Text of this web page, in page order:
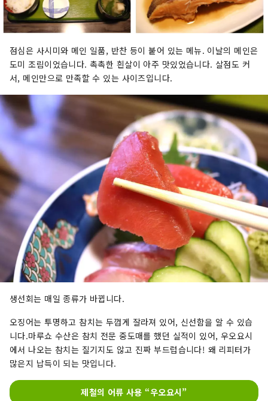
점심은 사시미와 메인 일품, 반찬 등이 붙어 있는 메뉴. 이날의 메인은
도미 조림이었습니다. 촉촉한 흰살이 아주 맛있었습니다. 살점도 커
서, 메인만으로 만족할 수 있는 사이즈입니다.
생선회는 매일 종류가 바뀝니다.
오징어는 투명하고 참치는 두껍게 잘라져 있어, 신선함을 알 수 있습
니다.마루쇼 수산은 참치 전문 중도매를 했던 실적이 있어, 우오요시
에서 나오는 참치는 질기지도 않고 진짜 부드럽습니다! 왜 리피터가
많은지 납득이 되는 맛입니다.
제철의 어류 사용 “우오요시”